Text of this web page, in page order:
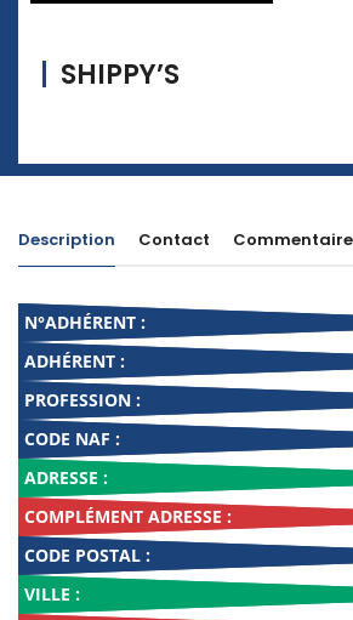
SHIPPY’S
Description Contact
N°ADHÉRENT :
ADHÉRENT :
PROFESSION :
CODE NAF :
ADRESSE :
COMPLÉMENT ADRESSE :
CODE POSTAL :
VILLE :